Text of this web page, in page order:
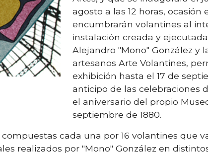
agosto a las 12 horas,
encumbrarán volantines al
instalación creada y
Alejandro "Mono" González y
artesanos Arte Volantines,
exhibición hasta el 17 de
anticipo de las celebraciones
el aniversario del propio
septiembre de 1880.
cada una por 16 volantines que
realizados por "Mono" González en